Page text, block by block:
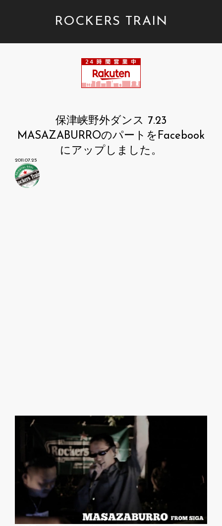
ROCKERS TRAIN
保津峡野外ダンス 7.23
MASAZABURROのパートをFacebook
にアップしました。
2011.07.25